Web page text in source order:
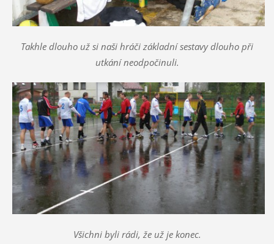
Takhle dlouho už si naši hráči základní sestavy dlouho při
utkání neodpočinuli.
Všichni byli rádi, že už je konec.